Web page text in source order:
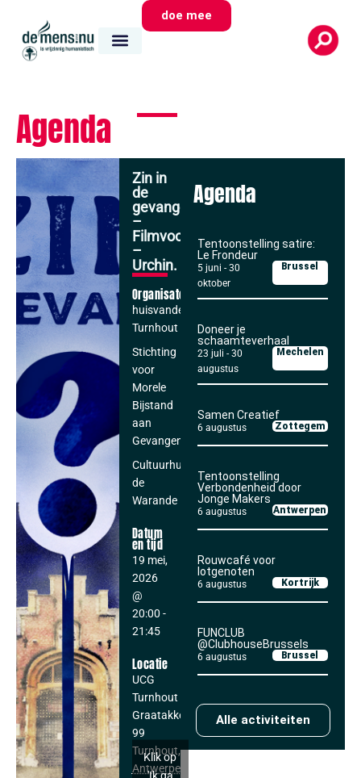
doe mee
Agenda
Zin in
de
gevangenis?
–
Filmvoorstelling
–
Urchin.
Organisator
huisvandeMens
Turnhout
Stichting
voor
Morele
Bijstand
aan
Gevangenen
Cultuurhuis
de
Warande
Datum
en tijd
19 mei,
2026
@
20:00 -
21:45
Locatie
UCG
Turnhout
Graatakker
99
Turnhout,
Antwerpen
Klik op
'Ik ga
Agenda
Tentoonstelling satire:
Le Frondeur
5 juni - 30
oktober
Brussel
Doneer je
schaamteverhaal
23 juli - 30
augustus
Mechelen
Samen Creatief
6 augustus Zottegem
Tentoonstelling
Verbondenheid door
Jonge Makers
6 augustus Antwerpen
Rouwcafé voor
lotgenoten
6 augustus Kortrijk
FUNCLUB
@ClubhouseBrussels
6 augustus Brussel
Alle activiteiten